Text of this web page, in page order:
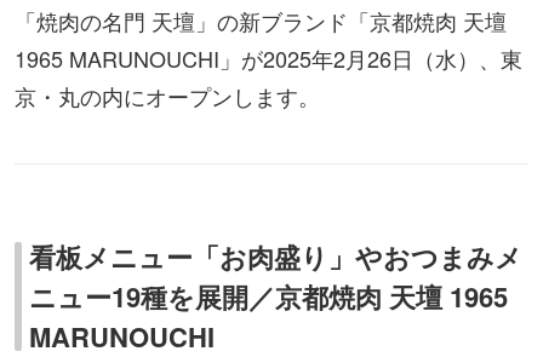
「焼肉の名門 天壇」の新ブランド「京都焼肉 天壇
1965 MARUNOUCHI」が2025年2月26日（水）、東
京・丸の内にオープンします。
看板メニュー「お肉盛り」やおつまみメ
ニュー19種を展開／京都焼肉 天壇 1965
MARUNOUCHI